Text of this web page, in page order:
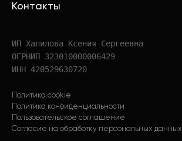
Контакты
ИП Халилова Ксения Сергеевна
ОГРНИП 323010000006429
ИНН 420529630720
Политика cookie
Политика конфиденциальности
Пользовательское соглашение
Согласие на обработку персональных данных